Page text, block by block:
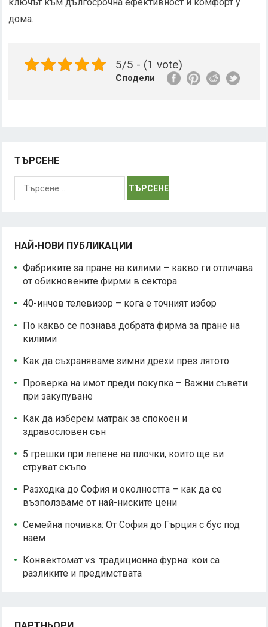
дома.
5/5 - (1 vote)
Сподели
ТЪРСЕНЕ
Търсене
НАЙ-НОВИ ПУБЛИКАЦИИ
Фабриките за пране на килими – какво ги отличава
от обикновените фирми в сектора
40-инчов телевизор – кога е точният избор
По какво се познава добрата фирма за пране на
килими
Как да съхраняваме зимни дрехи през лятото
Проверка на имот преди покупка – Важни съвети
при закупуване
Как да изберем матрак за спокоен и
здравословен сън
5 грешки при лепене на плочки, които ще ви
струват скъпо
Разходка до София и околността – как да се
възползваме от най-ниските цени
Семейна почивка: От София до Гърция с бус под
наем
Конвектомат vs. традиционна фурна: кои са
разликите и предимствата